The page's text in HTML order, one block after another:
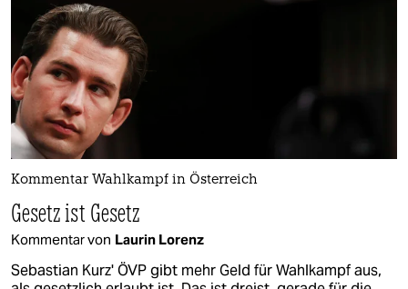
Kommentar Wahlkampf in Österreich
Gesetz ist Gesetz
Kommentar von Laurin Lorenz
Sebastian Kurz' ÖVP gibt mehr Geld für Wahlkampf aus,